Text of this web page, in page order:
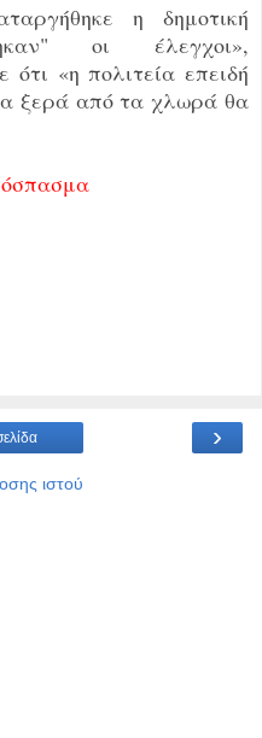
η δημοτική
οι έλεγχοι»,
«η πολιτεία επειδή
ξερά από τα χλωρά θα
›
ιστού